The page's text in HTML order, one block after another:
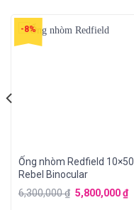
-8%
Ống nhòm Redfield 10×50
Rebel Binocular
6,300,000₫ 5,800,000₫